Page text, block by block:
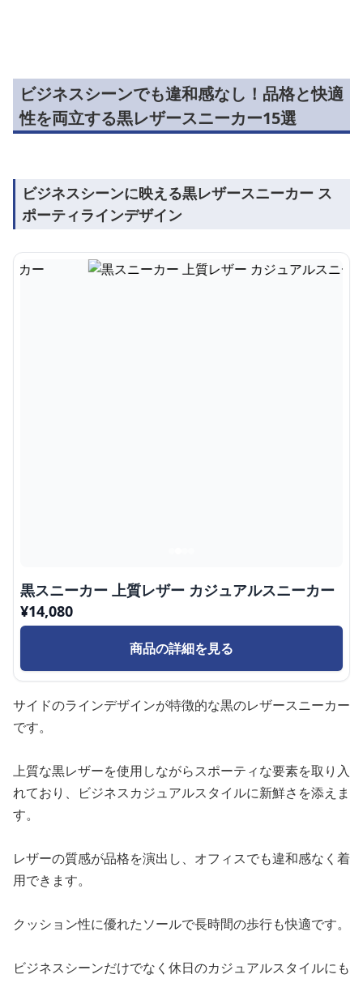
ビジネスシーンでも違和感なし！品格と快適
性を両立する黒レザースニーカー15選
ビジネスシーンに映える黒レザースニーカー ス
ポーティラインデザイン
黒スニーカー 上質レザー カジュアルスニーカー
¥14,080
商品の詳細を見る
サイドのラインデザインが特徴的な黒のレザースニーカー
です。
上質な黒レザーを使用しながらスポーティな要素を取り入
れており、ビジネスカジュアルスタイルに新鮮さを添えま
す。
レザーの質感が品格を演出し、オフィスでも違和感なく着
用できます。
クッション性に優れたソールで長時間の歩行も快適です。
ビジネスシーンだけでなく休日のカジュアルスタイルにも